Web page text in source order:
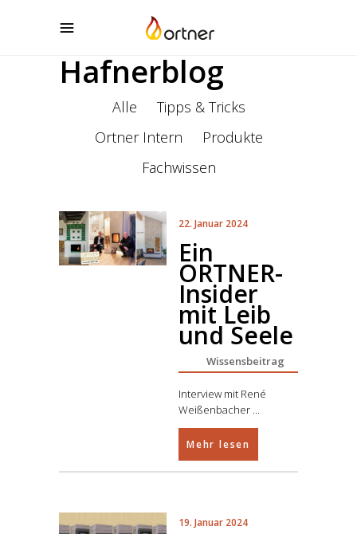
Hafnerblog
Alle
Tipps & Tricks
Ortner Intern
Produkte
Fachwissen
22. Januar 2024
Ein
ORTNER-
Insider
mit Leib
und Seele
Wissensbeitrag
Interview mit René
Weißenbacher
Mehr lesen
19. Januar 2024